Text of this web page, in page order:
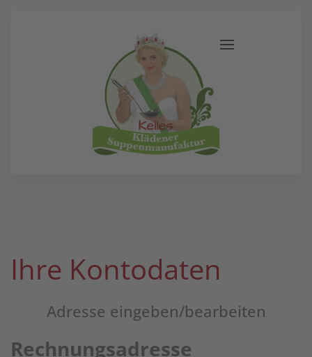
Ihre Kontodaten
Adresse eingeben/bearbeiten
Rechnungsadresse